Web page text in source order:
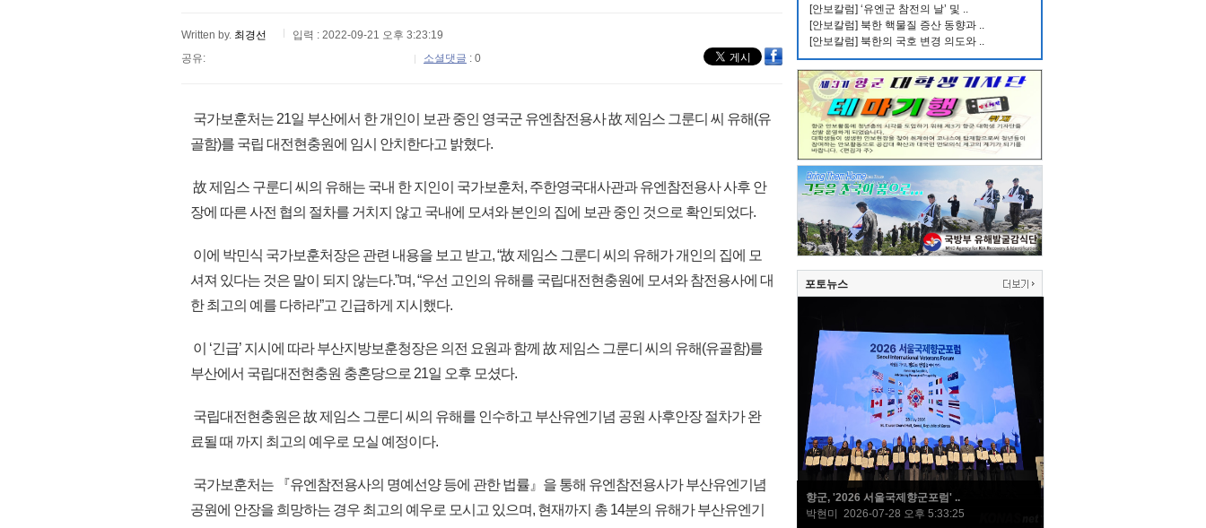
Written by. 최경선
입력 : 2022-09-21 오후 3:23:19
공유:
소셜댓글 : 0
국가보훈처는 21일 부산에서 한 개인이 보관 중인 영국군 유엔참전용사 故 제임스 그룬디 씨 유해(유
골함)를 국립 대전현충원에 임시 안치한다고 밝혔다.
故 제임스 구룬디 씨의 유해는 국내 한 지인이 국가보훈처, 주한영국대사관과 유엔참전용사 사후 안
장에 따른 사전 협의 절차를 거치지 않고 국내에 모셔와 본인의 집에 보관 중인 것으로 확인되었다.
이에 박민식 국가보훈처장은 관련 내용을 보고 받고, “故 제임스 그룬디 씨의 유해가 개인의 집에 모
셔져 있다는 것은 말이 되지 않는다.”며, “우선 고인의 유해를 국립대전현충원에 모셔와 참전용사에 대
한 최고의 예를 다하라”고 긴급하게 지시했다.
이 ‘긴급’ 지시에 따라 부산지방보훈청장은 의전 요원과 함께 故 제임스 그룬디 씨의 유해(유골함)를
부산에서 국립대전현충원 충혼당으로 21일 오후 모셨다.
국립대전현충원은 故 제임스 그룬디 씨의 유해를 인수하고 부산유엔기념 공원 사후안장 절차가 완
료될 때 까지 최고의 예우로 모실 예정이다.
국가보훈처는 『유엔참전용사의 명예선양 등에 관한 법률』을 통해 유엔참전용사가 부산유엔기념
공원에 안장을 희망하는 경우 최고의 예우로 모시고 있으며, 현재까지 총 14분의 유해가 부산유엔기
[안보칼럼] ‘유엔군 참전의 날’ 및 ..
[안보칼럼] 북한 핵물질 증산 동향과 ..
[안보칼럼] 북한의 국호 변경 의도와 ..
포토뉴스
향군, '2026 서울국제향군포럼' ..
박현미 2026-07-28 오후 5:33:25